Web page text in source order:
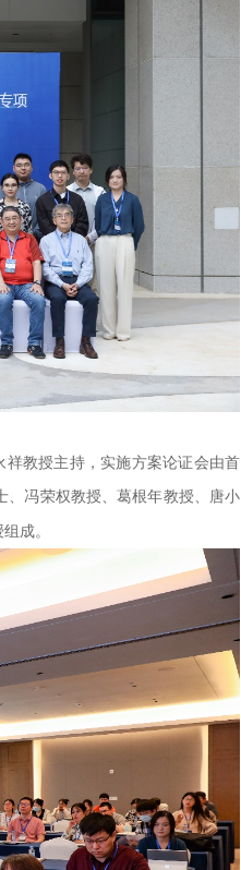
教授主持，实施方案论证会由首
、冯荣权教授、葛根年教授、唐小
成。